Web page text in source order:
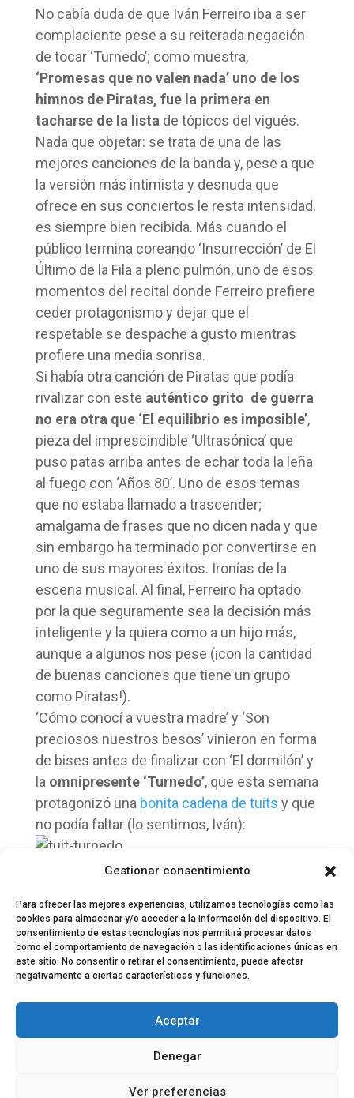
Gestionar consentimiento
Para ofrecer las mejores experiencias, utilizamos tecnologías como las
cookies para almacenar y/o acceder a la información del dispositivo. El
consentimiento de estas tecnologías nos permitirá procesar datos
como el comportamiento de navegación o las identificaciones únicas en
este sitio. No consentir o retirar el consentimiento, puede afectar
negativamente a ciertas características y funciones.
Aceptar
Denegar
Ver preferencias
No cabía duda de que Iván Ferreiro iba a ser
complaciente pese a su reiterada negación
de tocar ‘Turnedo’; como muestra,
‘Promesas que no valen nada’ uno de los
himnos de Piratas, fue la primera en
tacharse de la lista de tópicos del vigués.
Nada que objetar: se trata de una de las
mejores canciones de la banda y, pese a que
la versión más intimista y desnuda que
ofrece en sus conciertos le resta intensidad,
es siempre bien recibida. Más cuando el
público termina coreando ‘Insurrección’ de El
Último de la Fila a pleno pulmón, uno de esos
momentos del recital donde Ferreiro prefiere
ceder protagonismo y dejar que el
respetable se despache a gusto mientras
profiere una media sonrisa.
Si había otra canción de Piratas que podía
rivalizar con este auténtico grito de guerra
no era otra que ‘El equilibrio es imposible’,
pieza del imprescindible ‘Ultrasónica’ que
puso patas arriba antes de echar toda la leña
al fuego con ‘Años 80’. Uno de esos temas
que no estaba llamado a trascender;
amalgama de frases que no dicen nada y que
sin embargo ha terminado por convertirse en
uno de sus mayores éxitos. Ironías de la
escena musical. Al final, Ferreiro ha optado
por la que seguramente sea la decisión más
inteligente y la quiera como a un hijo más,
aunque a algunos nos pese (¡con la cantidad
de buenas canciones que tiene un grupo
como Piratas!).
‘Cómo conocí a vuestra madre’ y ‘Son
preciosos nuestros besos’ vinieron en forma
de bises antes de finalizar con ‘El dormilón’ y
la omnipresente ‘Turnedo’, que esta semana
protagonizó una bonita cadena de tuits y que
no podía faltar (lo sentimos, Iván):
Equipo EPDLT Contacto